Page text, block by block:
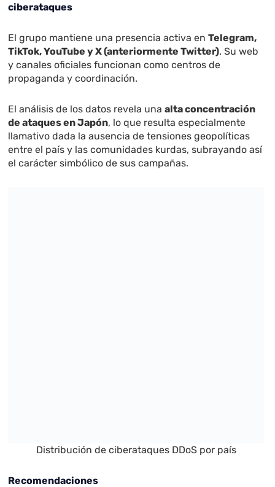
ciberataques
El grupo mantiene una presencia activa enTelegram,
TikTok, YouTube y X (anteriormente Twitter). Su web
y canales oficiales funcionan como centros de
propaganda y coordinación.
El análisis de los datos revela unaalta concentración
de ataques en Japón, lo que resulta especialmente
llamativo dada la ausencia de tensiones geopolíticas
entre el país y las comunidades kurdas, subrayando así
el carácter simbólico de sus campañas.
Distribución de ciberataques DDoS por país
Recomendaciones